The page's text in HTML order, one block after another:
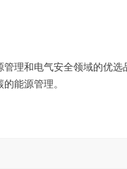
理和电气安全领域的优
的能源管理。